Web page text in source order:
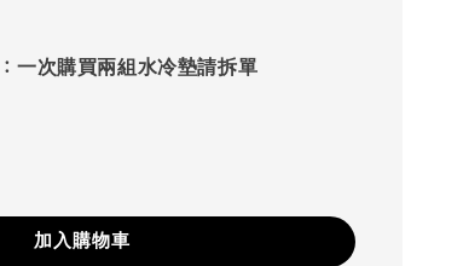
一次購買兩組水冷墊請拆單
加入購物車